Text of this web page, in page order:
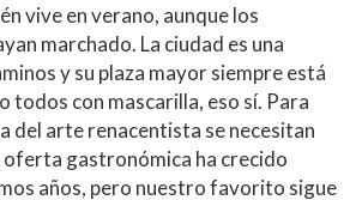
vive en verano, aunque los
marchado. La ciudad es una
y su plaza mayor siempre está
todos con mascarilla, eso sí. Para
del arte renacentista se necesitan
oferta gastronómica ha crecido
años, pero nuestro favorito sigue